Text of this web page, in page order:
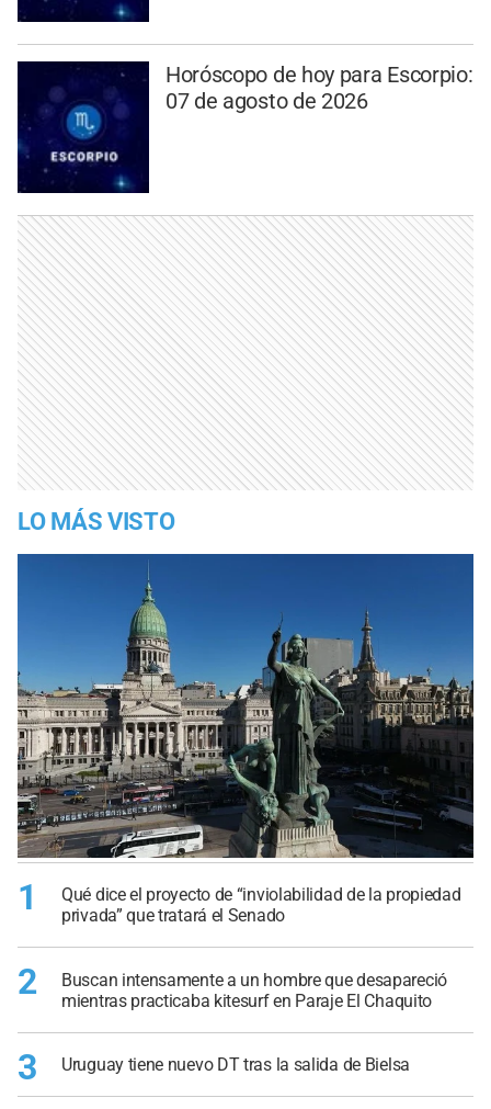
Horóscopo de hoy para Escorpio:
07 de agosto de 2026
LO MÁS VISTO
1
Qué dice el proyecto de “inviolabilidad de la propiedad
privada” que tratará el Senado
2
Buscan intensamente a un hombre que desapareció
mientras practicaba kitesurf en Paraje El Chaquito
3 Uruguay tiene nuevo DT tras la salida de Bielsa